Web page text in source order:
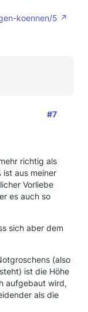
koennen/5
#7
richtig als
aus meiner
Vorliebe
es auch so
sich aber dem
(also
ist die Höhe
aufgebaut wird,
als die